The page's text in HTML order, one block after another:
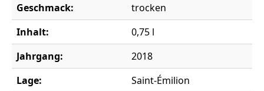
Geschmack:
trocken
Inhalt:
0,75 l
Jahrgang:
2018
Lage:
Saint-Émilion